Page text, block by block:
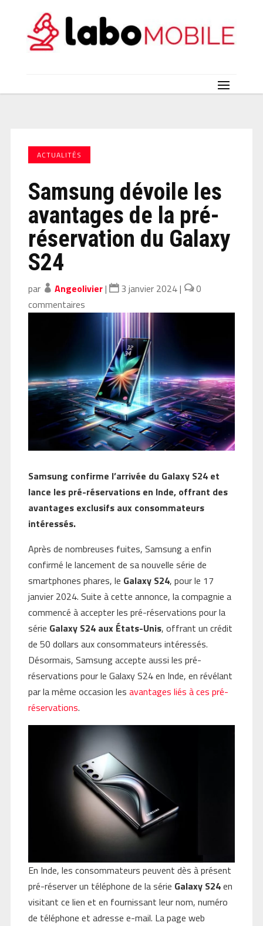
ACTUALITÉS
Samsung dévoile les
avantages de la pré-
réservation du Galaxy
S24
par Angeolivier| 3 janvier 2024|
0
commentaires
Samsung confirme l’arrivée du Galaxy S24 et
lance les pré-réservations en Inde, offrant des
avantages exclusifs aux consommateurs
intéressés.
Après de nombreuses fuites, Samsung a enfin
confirmé le lancement de sa nouvelle série de
smartphones phares, le Galaxy S24, pour le 17
janvier 2024. Suite à cette annonce, la compagnie a
commencé à accepter les pré-réservations pour la
série Galaxy S24 aux États-Unis, offrant un crédit
de 50 dollars aux consommateurs intéressés.
Désormais, Samsung accepte aussi les pré-
réservations pour le Galaxy S24 en Inde, en révélant
par la même occasion les avantages liés à ces pré-
réservations.
En Inde, les consommateurs peuvent dès à présent
pré-réserver un téléphone de la série Galaxy S24en
visitant ce lien et en fournissant leur nom, numéro
de téléphone et adresse e-mail. La page web